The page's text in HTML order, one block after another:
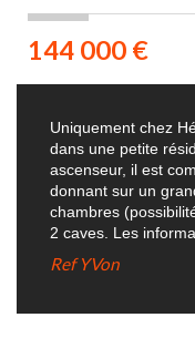
144 000 €
Uniquement chez
dans une petite
ascenseur, il est
donnant sur un
chambres
2 caves. Les
RefYVon